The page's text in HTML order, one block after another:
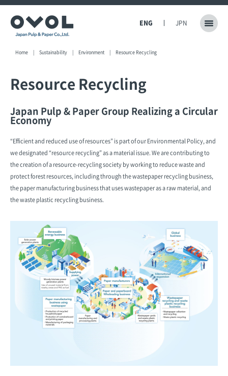
ENG JPN
Home Sustainability Environment Resource Recycling
Resource Recycling
Japan Pulp & Paper Group Realizing a Circular
Economy
“Efficient and reduced use of resources” is part of our Environmental Policy, and
we designated “resource recycling” as a material issue. We are contributing to
the creation of a resource-recycling society by working to reduce waste and
protect forest resources, including through the wastepaper recycling business,
the paper manufacturing business that uses wastepaper as a raw material, and
the waste plastic recycling business.